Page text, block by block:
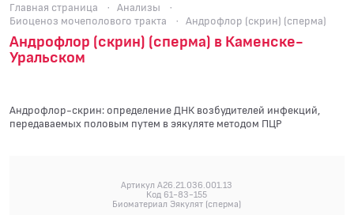
Главная страница · Анализы
·
Биоценоз мочеполового тракта
· Андрофлор (скрин) (сперма)
Андрофлор (скрин) (сперма) в Каменске-
Уральском
Андрофлор-скрин: определение ДНК возбудителей инфекций,
передаваемых половым путем в эякуляте методом ПЦР
Артикул A26.21.036.001.13
Код 61-83-155
Биоматериал Эякулят (сперма)